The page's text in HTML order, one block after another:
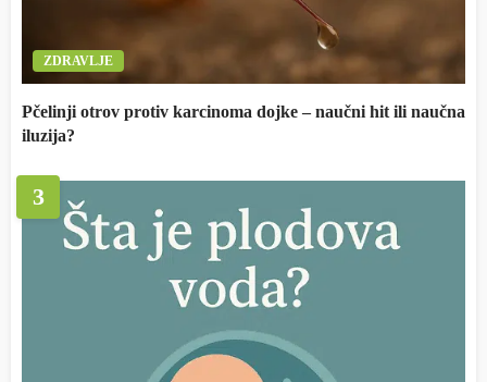
ZDRAVLJE
Pčelinji otrov protiv karcinoma dojke – naučni hit ili naučna
iluzija?
3